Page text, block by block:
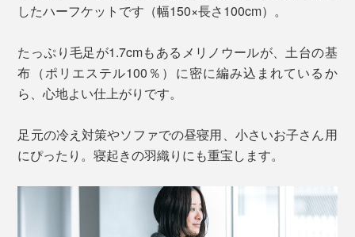
したハーフケットです（幅150×長さ100cm）。
たっぷり毛足が1.7cmもあるメリノウールが、土台の基
布（ポリエステル100％）に密に編み込まれているか
ら、心地よい仕上がりです。
足元の冷え対策やソファでの昼寝用、小さいお子さん用
にぴったり。寝起きの羽織りにも重宝します。